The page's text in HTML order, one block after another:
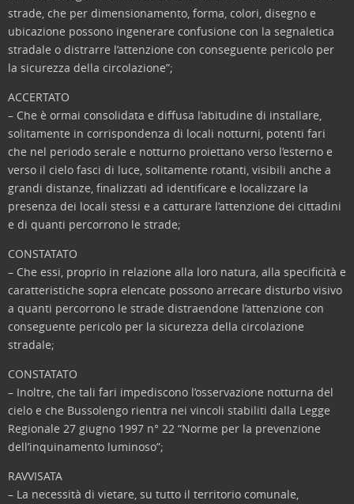
strade, che per dimensionamento, forma, colori, disegno e
ubicazione possono ingenerare confusione con la segnaletica
stradale o distrarre l’attenzione con conseguente pericolo per
la sicurezza della circolazione”;
ACCERTATO
– Che è ormai consolidata e diffusa l’abitudine di installare,
solitamente in corrispondenza di locali notturni, potenti fari
che nel periodo serale e notturno proiettano verso l’esterno e
verso il cielo fasci di luce, solitamente rotanti, visibili anche a
grandi distanze, finalizzati ad identificare e localizzare la
presenza dei locali stessi e a catturare l’attenzione dei cittadini
e di quanti percorrono le strade;
CONSTATATO
– Che essi, proprio in relazione alla loro natura, alla specificità e
caratteristiche sopra elencate possono arrecare disturbo visivo
a quanti percorrono le strade distraendone l’attenzione con
conseguente pericolo per la sicurezza della circolazione
stradale;
CONSTATATO
– Inoltre, che tali fari impediscono l’osservazione notturna del
cielo e che Bussolengo rientra nei vincoli stabiliti dalla Legge
Regionale 27 giugno 1997 n° 22 “Norme per la prevenzione
dell’inquinamento luminoso”;
RAVVISATA
– La necessità di vietare, su tutto il territorio comunale,